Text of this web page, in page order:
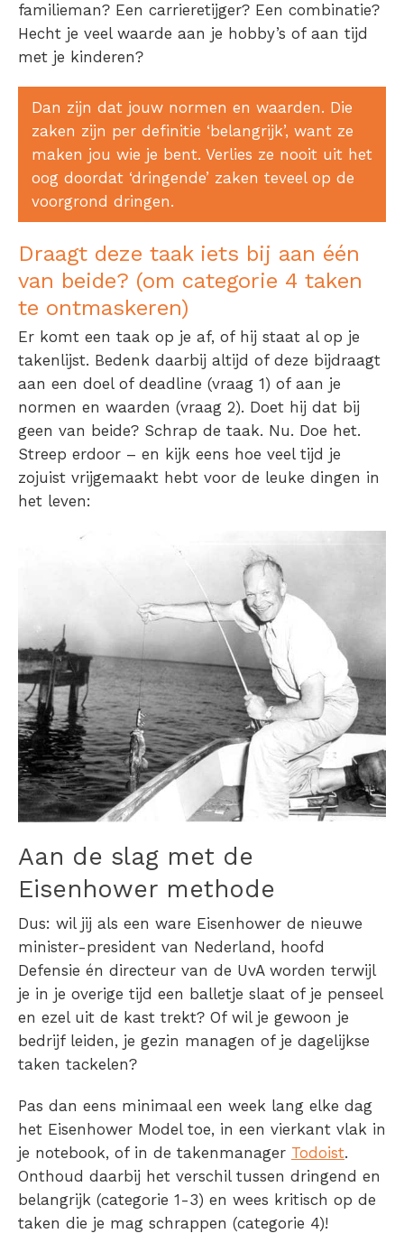
familieman? Een carrieretijger? Een combinatie?
Hecht je veel waarde aan je hobby’s of aan tijd
met je kinderen?
Dan zijn dat jouw normen en waarden. Die
zaken zijn per definitie ‘belangrijk’, want ze
maken jou wie je bent. Verlies ze nooit uit het
oog doordat ‘dringende’ zaken teveel op de
voorgrond dringen.
Draagt deze taak iets bij aan één
van beide? (om categorie 4 taken
te ontmaskeren)
Er komt een taak op je af, of hij staat al op je
takenlijst. Bedenk daarbij altijd of deze bijdraagt
aan een doel of deadline (vraag 1) of aan je
normen en waarden (vraag 2). Doet hij dat bij
geen van beide? Schrap de taak. Nu. Doe het.
Streep erdoor – en kijk eens hoe veel tijd je
zojuist vrijgemaakt hebt voor de leuke dingen in
het leven:
Aan de slag met de
Eisenhower methode
Dus: wil jij als een ware Eisenhower de nieuwe
minister-president van Nederland, hoofd
Defensie én directeur van de UvA worden terwijl
je in je overige tijd een balletje slaat of je penseel
en ezel uit de kast trekt? Of wil je gewoon je
bedrijf leiden, je gezin managen of je dagelijkse
taken tackelen?
Pas dan eens minimaal een week lang elke dag
het Eisenhower Model toe, in een vierkant vlak in
je notebook, of in de takenmanager Todoist.
Onthoud daarbij het verschil tussen dringend en
belangrijk (categorie 1-3) en wees kritisch op de
taken die je mag schrappen (categorie 4)!